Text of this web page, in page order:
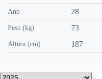
Ano 28
Peso (kg) 73
Altura (cm) 187